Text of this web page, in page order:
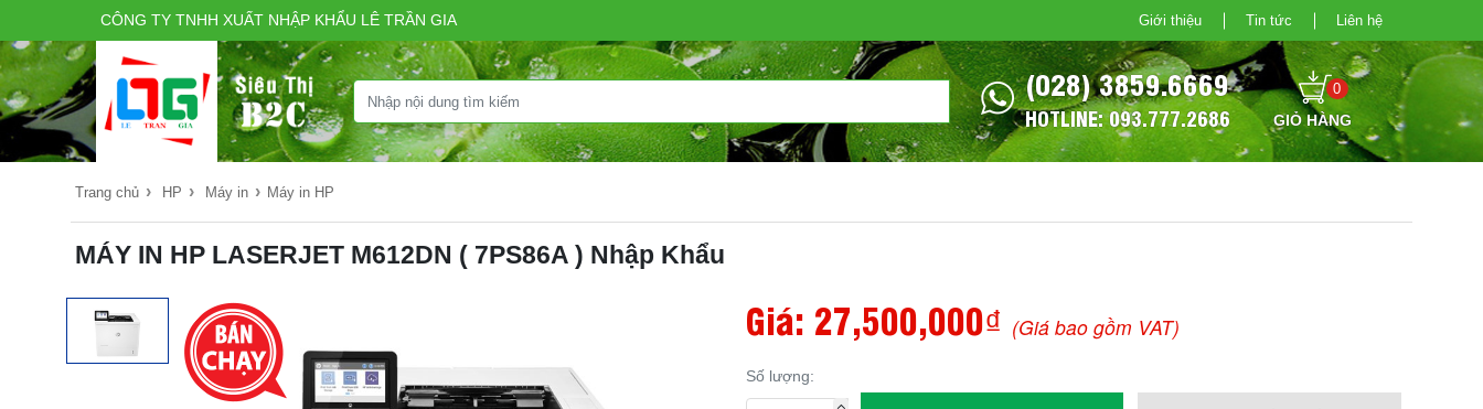
CÔNG TY TNHH XUẤT NHẬP KHẨU LÊ TRẦN GIA Giới thiệu Tin tức Liên hệ
0
(028) 3859.6669
HOTLINE: 093.777.2686
Trang chủ › HP › Máy in › Máy in HP
MÁY IN HP LASERJET M612DN ( 7PS86A ) Nhập Khẩu
Giá: 27,500,000₫ (Giá bao gồm VAT)
Số lượng: